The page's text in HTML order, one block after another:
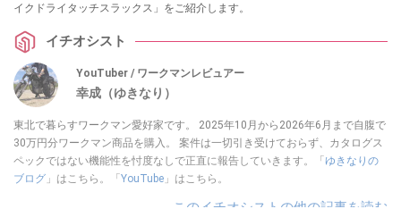
イクドライタッチスラックス」をご紹介します。
イチオシスト
YouTuber / ワークマンレビュアー
幸成（ゆきなり）
東北で暮らすワークマン愛好家です。 2025年10月から2026年6月まで自腹で
30万円分ワークマン商品を購入。 案件は一切引き受けておらず、カタログス
ペックではない機能性を忖度なしで正直に報告していきます。「ゆきなりの
ブログ 」はこちら。「YouTube 」はこちら。